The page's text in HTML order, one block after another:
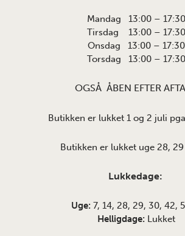
Mandag 13:00 – 17:30
Tirsdag 13:00 – 17:30
Onsdag 13:00 – 17:30
Torsdag 13:00 – 17:30
OGSÅ ÅBEN EFTER
Butikken er lukket 1 og 2 juli
Butikken er lukket uge 28,
Lukkedage:
Uge: 7, 14, 28, 29, 30, 42,
Helligdage: Lukket